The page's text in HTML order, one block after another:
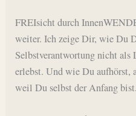
FREIsicht durch
weiter. Ich zeige Dir, wie Du
Selbstverantwortung nicht als
erlebst. Und wie Du aufhörst,
weil Du selbst der Anfang bist.